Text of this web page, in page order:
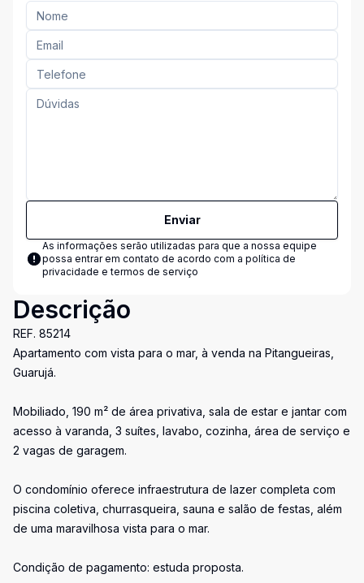
Enviar
As informações serão utilizadas para que a nossa equipe
possa entrar em contato de acordo com a política de
privacidade e termos de serviço
Descrição
REF. 85214
Apartamento com vista para o mar, à venda na Pitangueiras,
Guarujá.
Mobiliado, 190 m² de área privativa, sala de estar e jantar com
acesso à varanda, 3 suítes, lavabo, cozinha, área de serviço e
2 vagas de garagem.
O condomínio oferece infraestrutura de lazer completa com
piscina coletiva, churrasqueira, sauna e salão de festas, além
de uma maravilhosa vista para o mar.
Condição de pagamento: estuda proposta.